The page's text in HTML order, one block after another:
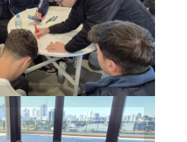
as primeiras
Espaço Cooperar
da Sicredi